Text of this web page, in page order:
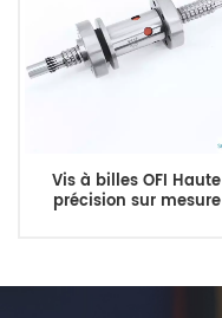
Vis à billes OFI Haute
précision sur mesure